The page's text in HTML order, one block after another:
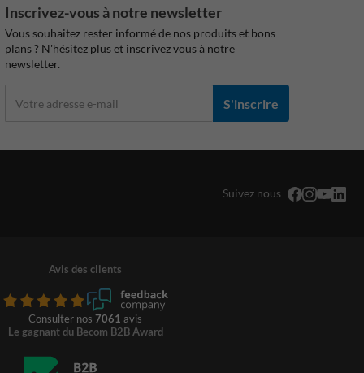
Inscrivez-vous à notre newsletter
Vous souhaitez rester informé de nos produits et bons
plans ? N'hésitez plus et inscrivez vous à notre
newsletter.
S'inscrire
Suivez nous
Avis des clients
Consulter nos 7061 avis
Le gagnant du Becom B2B Award